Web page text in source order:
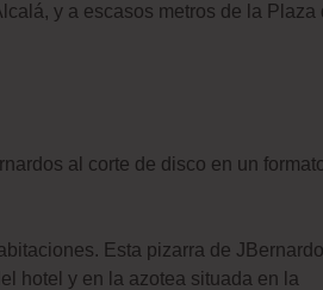
y a escasos metros de la Plaza
al corte de disco en un
Esta pizarra de
hotel y en la azotea situada en la